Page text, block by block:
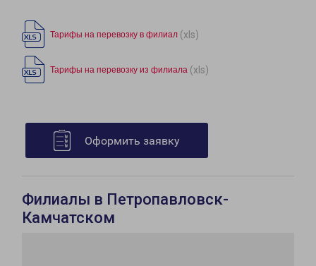
Тарифы на перевозку в филиал (xls)
Тарифы на перевозку из филиала (xls)
Оформить заявку
Филиалы в Петропавловск-
Камчатском